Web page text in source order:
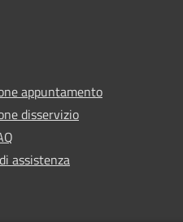
appuntamento
disservizio
assistenza